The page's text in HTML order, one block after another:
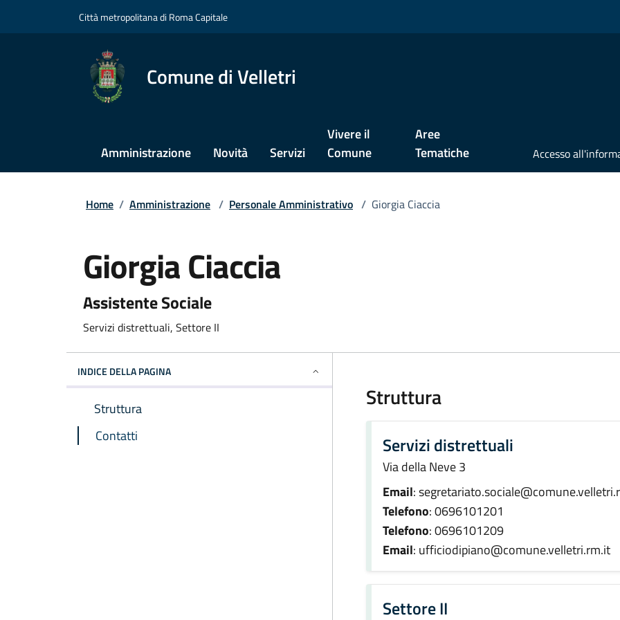
Città metropolitana di Roma Capitale
Comune di Velletri
Amministrazione Novità Servizi
Vivere il
Comune
Aree
Tematiche
Home / Amministrazione / Personale Amministrativo / Giorgia Ciaccia
Giorgia Ciaccia
Assistente Sociale
Servizi distrettuali, Settore II
INDICE DELLA PAGINA
Struttura
Contatti
Struttura
Servizi distrettuali
Via della Neve 3
Email:
Telefono: 0696101201
Telefono: 0696101209
Email: ufficiodipiano@comune.velletri.rm.it
Settore II